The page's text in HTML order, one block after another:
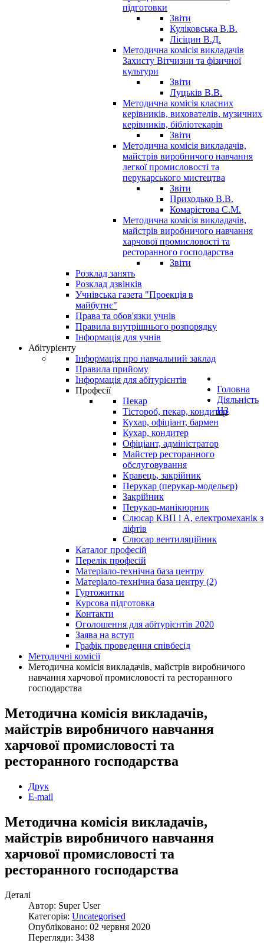
підготовки
Звіти
Куліковська В.В.
Лісіцин В.Д.
Методична комісія викладачів
Захисту Вітчизни та фізичної
культури
Звіти
Луцьків В.В.
Методична комісія класних
керівників, вихователів, музичних
керівників, бібліотекарів
Звіти
Методична комісія викладачів,
майстрів виробничого навчання
легкої промисловості та
перукарського мистецтва
Звіти
Приходько В.В.
Комарістова С.М.
Методична комісія викладачів,
майстрів виробничого навчання
харчової промисловості та
ресторанного господарства
Звіти
Розклад занять
Розклад дзвінків
Учнівська газета "Проекція в
майбутнє"
Права та обов'язки учнів
Правила внутрішнього розпорядку
Інформація для учнів
Абітурієнту
Інформація про навчальний заклад
Правила прийому
Інформація для абітурієнтів
Професії
Пекар
Тістороб, пекар, кондитер
Кухар, офіціант, бармен
Кухар, кондитер
Офіціант, адміністратор
Майстер ресторанного
обслуговування
Кравець, закрійник
Перукар (перукар-модельєр)
Закрійник
Перукар-манікюрник
Слюсар КВП і А, електромеханік з
ліфтів
Слюсар вентиляційник
Каталог професій
Перелік професій
Матеріало-технічна база центру
Матеріало-технічна база центру (2)
Гуртожитки
Курсова підготовка
Контакти
Оголошення для абітурієнтів 2020
Заява на вступ
Графік проведення співбесід
Головна
Діяльність
НЗ
Методичні комісії
Методична комісія викладачів, майстрів виробничого
навчання харчової промисловості та ресторанного
господарства
Методична комісія викладачів,
майстрів виробничого навчання
харчової промисловості та
ресторанного господарства
Друк
E-mail
Методична комісія викладачів,
майстрів виробничого навчання
харчової промисловості та
ресторанного господарства
Деталі
Автор: Super User
Категорія: Uncategorised
Опубліковано: 02 червня 2020
Перегляди: 3438